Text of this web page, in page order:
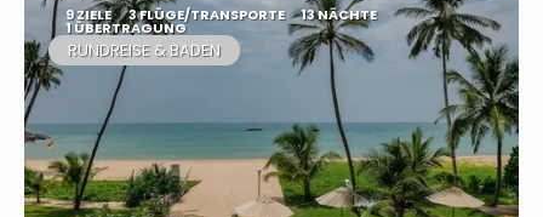
9 ZIELE 3 FLÜGE/TRANSPORTE 13 NÄCHTE
1 ÜBERTRAGUNG
RUNDREISE & BADEN